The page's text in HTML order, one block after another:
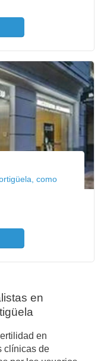
como
en
en
clínicas de